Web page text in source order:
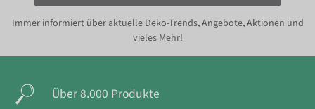
Immer informiert über aktuelle Deko-Trends, Angebote, Aktionen und
vieles Mehr!
Über 8.000 Produkte